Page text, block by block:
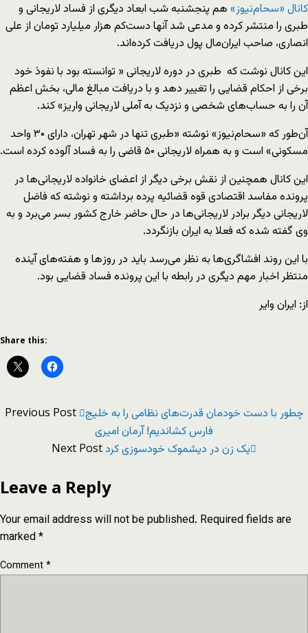
کانال «سحامنیوز» هم پنجشنبه شب ابعاد دیگری از فساد لاریجانی و
طبری را منتشر کرده و مدعی شد آنها دست‌کم هزار میلیارد تومان از علی
انصاری، صاحب ایران‌مال پول دریافت کرده‌اند.
این کانال نوشت که طبری در دوره لاریجانی « توانسته بود با نفوذ خود
برخی از احکام قضایی را تغییر دهد و با دریافت مبالغ مالی، بخش اعظم
آن را به حساب‌های شخصی و نزدیک به آملی لاریجانی واریز» کند.
آن‌طور که «سحام‌نیوز» نوشته «طبری تنها در شهر تهران، دارای ۳۰ واحد
مسکونی» است و به همراه لاریجانی ۵۰ قاضی را به فساد آلوده کرده است.
این کانال همچنین از نقش برخی دیگر از اعضای خانواده لاریجانی‌ها در
پرونده مفاسد اقتصادی قوه قضائیه پرده برداشته و نوشته که فاضل
لاریجانی دیگر برادر لاریجانی‌ها در حال حاضر خارج کشور بسر می‌برد و به
وی گفته شده که فعلا به ایران بازنگردد.
با این روند افشاگری‌ها به نظر می‌رسد باید در روز‌ها و هفته‌های آینده
منتظر اخبار مهم دیگری در رابطه با این پرونده فساد قضایی بود.
از: ایران وایر
Share this:
Previous Post چطور با دست خودمان قدرت‌های نظامی را به خلیج
فارس کشاندیم! آرمان امیری
Next Postیک زن در دیشموک خودسوزی کرد
Leave a Reply
Your email address will not be published. Required fields are
marked*
Comment*